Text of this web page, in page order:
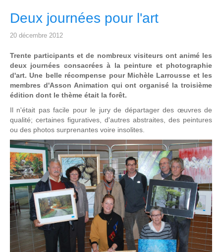
Deux journées pour l'art
20 décembre 2012
Trente participants et de nombreux visiteurs ont animé les
deux journées consacrées à la peinture et photographie
d'art. Une belle récompense pour Michèle Larrousse et les
membres d'Asson Animation qui ont organisé la troisième
édition dont le thème était la forêt.
Il n'était pas facile pour le jury de départager des œuvres de
qualité; certaines figuratives, d'autres abstraites, des peintures
ou des photos surprenantes voire insolites.